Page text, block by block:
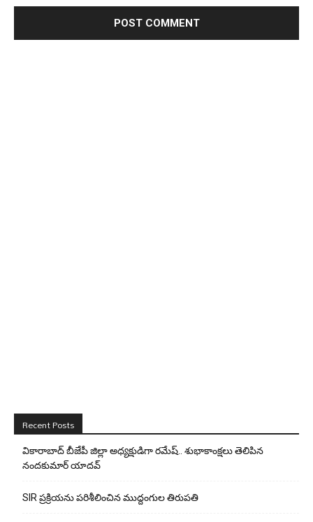
Recent Posts
వికారాబాద్ బీజేపీ జిల్లా అధ్యక్షుడిగా రమేష్‌.. శుభాకాంక్షలు తెలిపిన
నందకుమార్ యాదవ్
SIR ప్రక్రియను పరిశీలించిన ముద్దంగుల తిరుపతి